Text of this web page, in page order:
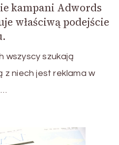
kampani Adwords
właściwą podejście
wszyscy szukają
z niech jest reklama w